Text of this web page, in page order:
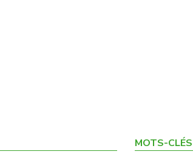
MOTS-CLÉS